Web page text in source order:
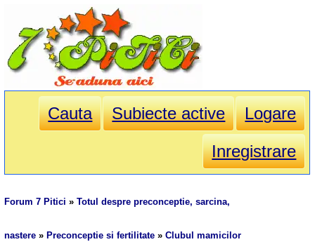
Cauta Subiecte active
Logare
Inregistrare
Forum 7 Pitici »Totul despre preconceptie, sarcina,
nastere » Preconceptie si fertilitate »Clubul mamicilor